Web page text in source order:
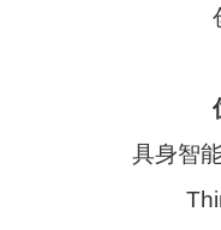
具身智